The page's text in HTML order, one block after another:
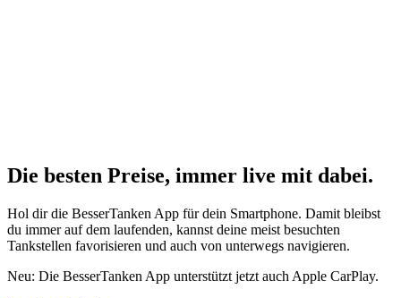
Die besten Preise, immer live mit dabei.
Hol dir die BesserTanken App für dein Smartphone. Damit bleibst
du immer auf dem laufenden, kannst deine meist besuchten
Tankstellen favorisieren und auch von unterwegs navigieren.
Neu: Die BesserTanken App unterstützt jetzt auch Apple CarPlay.